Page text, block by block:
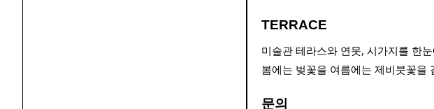
TERRACE
미술관 테라스와 연못, 시가지를 한
봄에는 벚꽃을 여름에는 제비붓꽃을
문의